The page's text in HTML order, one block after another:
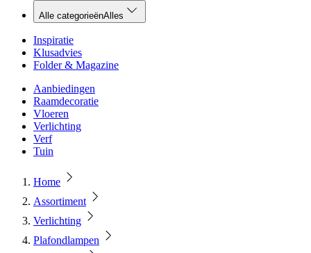
Alle categorieënAlles
Inspiratie
Klusadvies
Folder & Magazine
Aanbiedingen
Raamdecoratie
Vloeren
Verlichting
Verf
Tuin
Home
Assortiment
Verlichting
Plafondlampen